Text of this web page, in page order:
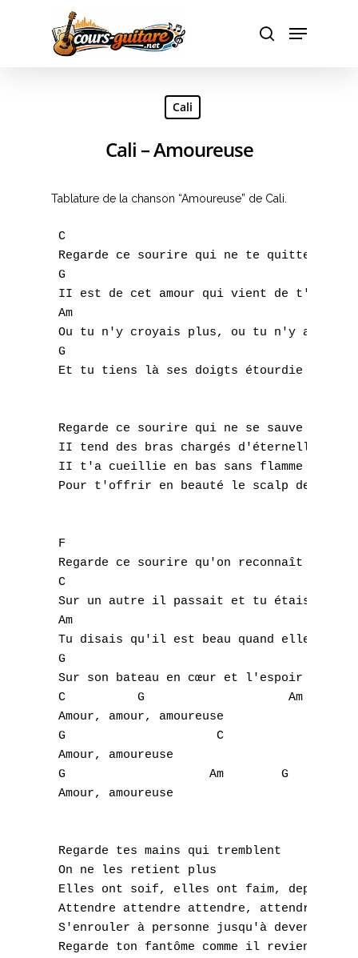
Hit enter to search or ESC to close
Cali
Cali – Amoureuse
Tablature de la chanson “Amoureuse” de Cali.
C
Regarde ce sourire qui ne te quitte plus
G
II est de cet amour qui vient de
Am
Ou tu n'y croyais plus, ou tu n'y as
G
Et tu tiens là ses doigts étourdie et
Regarde ce sourire qui ne se sauve plus
II tend des bras chargés d'éternelle
II t'a cueillie en bas sans flamme et
Pour t'offrir en beauté le scalp de ta
F
Regarde ce sourire qu'on reconnaît
C
Sur un autre il passait et tu étais bien
Am
Tu disais qu'il est beau quand elle se
G
Sur son bateau en cœur et l'espoir dans
C          G                    Am
Amour, amour, amoureuse
G                     C
Amour, amoureuse
G                    Am        G
Amour, amoureuse
Regarde tes mains qui tremblent
On ne les retient plus
Elles ont soif, elles ont faim, depuis
Attendre attendre attendre, attendre
S'enrouler à personne jusqu'à devenir
Regarde ton fantôme comme il revient de
D
E
F
G
K
L
M